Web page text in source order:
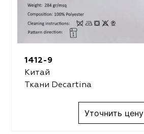
1412-9
Китай
Ткани Decartina
Уточнить цену